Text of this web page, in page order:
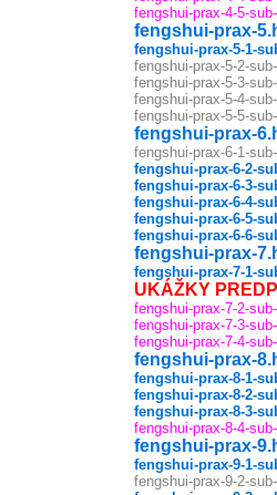
fengshui-prax-4-5-
fengshui-prax-
fengshui-prax-5-1-
fengshui-prax-5-2-
fengshui-prax-5-3-
fengshui-prax-5-4-
fengshui-prax-5-5-
fengshui-prax-
fengshui-prax-6-1-
fengshui-prax-6-2-
fengshui-prax-6-3-
fengshui-prax-6-4-
fengshui-prax-6-5-
fengshui-prax-6-6-
fengshui-prax-
fengshui-prax-7-1-
UKÁŽKY
fengshui-prax-7-2-
fengshui-prax-7-3-
fengshui-prax-7-4-
fengshui-prax-
fengshui-prax-8-1-
fengshui-prax-8-2-
fengshui-prax-8-3-
fengshui-prax-8-4-
fengshui-prax-
fengshui-prax-9-1-
fengshui-prax-9-2-